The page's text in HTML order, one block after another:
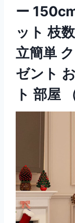
ー
ット 枝
立簡単
ゼント
ト 部屋